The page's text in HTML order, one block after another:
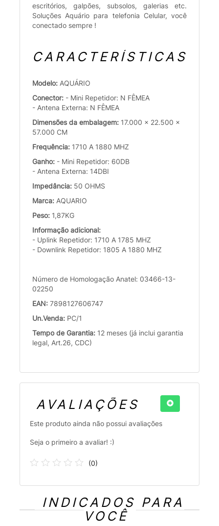
escritórios, galpões, subsolos, galerias etc.
Soluções Aquário para telefonia Celular, você
conectado sempre !
CARACTERÍSTICAS
Modelo: AQUÁRIO
Conector: - Mini Repetidor: N FÊMEA
- Antena Externa: N FÊMEA
Dimensões da embalagem: 17.000 x 22.500 x
57.000 CM
Frequência: 1710 A 1880 MHZ
Ganho: - Mini Repetidor: 60DB
- Antena Externa: 14DBI
Impedância: 50 OHMS
Marca: AQUARIO
Peso: 1,87KG
Informação adicional:
- Uplink Repetidor: 1710 A 1785 MHZ
- Downlink Repetidor: 1805 A 1880 MHZ
Número de Homologação Anatel: 03466-13-
02250
EAN: 7898127606747
Un.Venda: PC/1
Tempo de Garantia: 12 meses (já inclui garantia
legal, Art.26, CDC)
AVALIAÇÕES
Este produto ainda não possui avaliações
Seja o primeiro a avaliar! :)
(0)
INDICADOS PARA
VOCÊ